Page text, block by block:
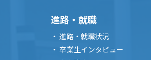
進路・就職
進路・就職状況
卒業生インタビュー